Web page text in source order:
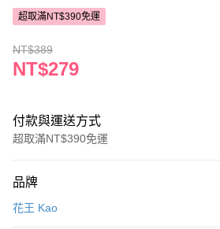
超取滿NT$390免運
NT$389
NT$279
付款與運送方式
超取滿NT$390免運
POYA支付
品牌
花王 Kao